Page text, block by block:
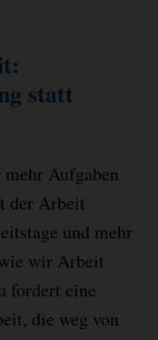
statt
Aufgaben
der Arbeit
und mehr
wir Arbeit
fordert eine
die weg von